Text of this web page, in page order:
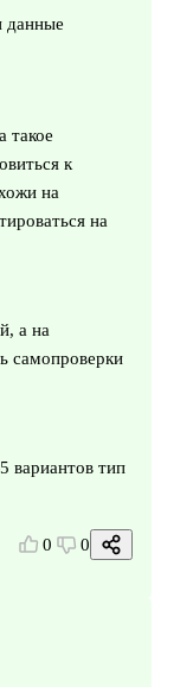
данные
такое
к
на
на
а на
самопроверки
вариантов тип
0 0